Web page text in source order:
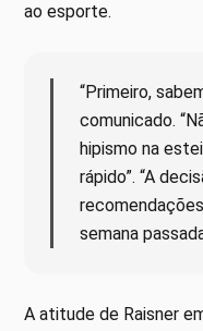
ao esporte.
“Primeiro,
comunicado.
hipismo na
rápido”. “A
semana
A atitude de Raisner